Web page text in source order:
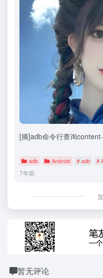
[摘]adb命令行查询
adb Android # adb #
7年前
暂无评论